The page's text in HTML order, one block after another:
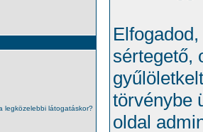
legközelebbi látogatáskor?
sértegető,
törvénybe
oldal